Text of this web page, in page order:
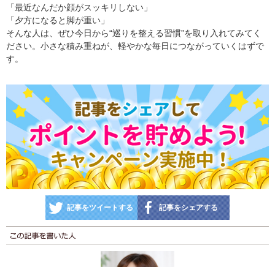
「最近なんだか顔がスッキリしない」
「夕方になると脚が重い」
そんな人は、ぜひ今日から“巡りを整える習慣”を取り入れてみてく
ださい。小さな積み重ねが、軽やかな毎日につながっていくはずで
す。
記事をツイートする 記事をシェアする